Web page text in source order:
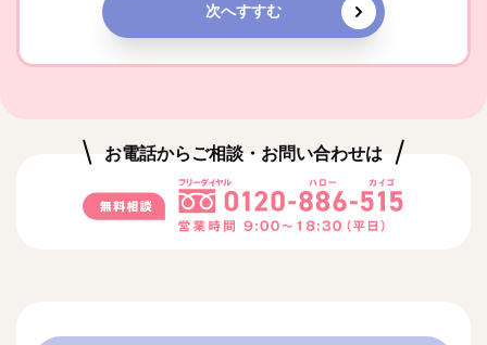
次へすすむ
お電話からご相談・お問い合わせは